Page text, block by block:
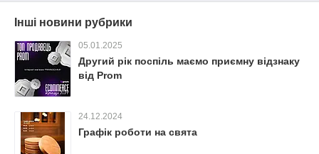
Інші новини рубрики
05.01.2025
Другий рік поспіль маємо приємну відзнаку
від Prom
24.12.2024
Графік роботи на свята